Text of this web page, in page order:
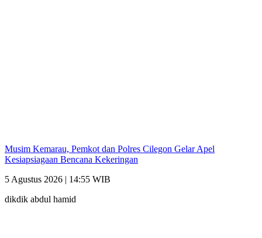
Musim Kemarau, Pemkot dan Polres Cilegon Gelar Apel
Kesiapsiagaan Bencana Kekeringan
5 Agustus 2026 | 14:55 WIB
dikdik abdul hamid